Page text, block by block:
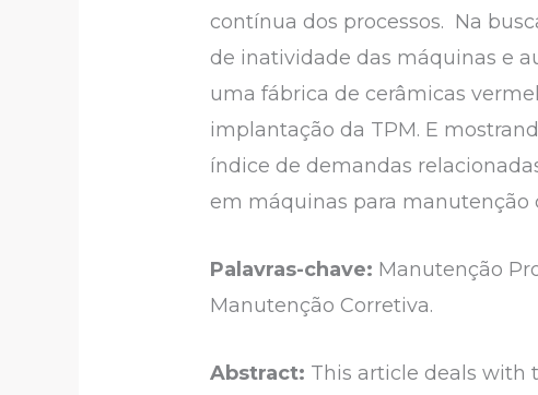
contínua dos processos. Na
de inatividade das máquinas e
uma fábrica de cerâmicas
implantação da TPM. E
índice de demandas
em máquinas para
Palavras-chave: Manutenção
Manutenção Corretiva.
Abstract: This article deals with